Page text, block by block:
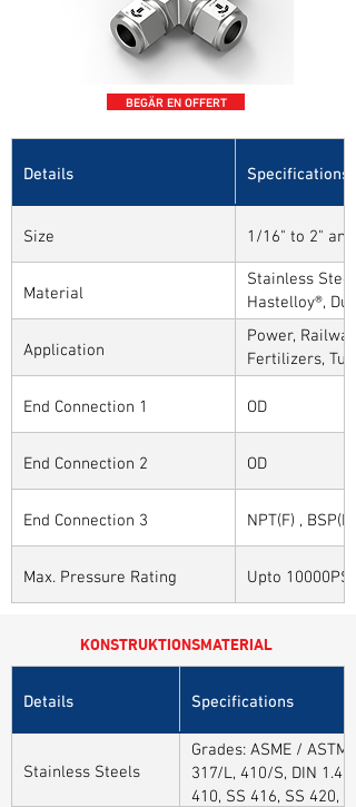
BEGÄR EN OFFERT
Details Specifications
Size 1/16" to 2"
Material
Stainless
Hastelloy®,
Alloys
Application
Power,
Fertilizers,
Sytems, Paper
End Connection 1
OD
End Connection 2 OD
End Connection 3 NPT(F) ,
Max. Pressure Rating Upto 10000PSI
KONSTRUKTIONSMATERIAL
Details Specifications
Stainless Steels
Grades: ASME /
317/L, 410/S, DIN
410, SS 416, SS 420,